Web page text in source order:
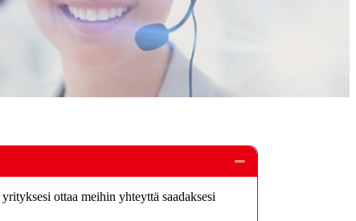
ottaa meihin yhteyttä saadaksesi